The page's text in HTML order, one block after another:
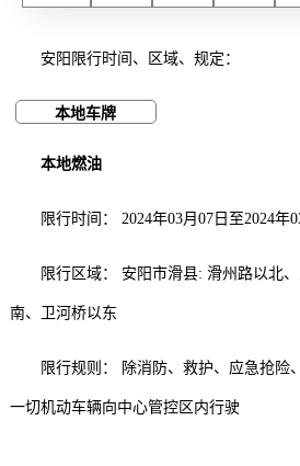
安阳限行时间、区域、规定：
本地车牌
本地燃油
限行时间： 2024年03月07日至2024年
限行区域： 安阳市滑县: 滑州路以北
南、卫河桥以东
限行规则： 除消防、救护、应急抢险
一切机动车辆向中心管控区内行驶